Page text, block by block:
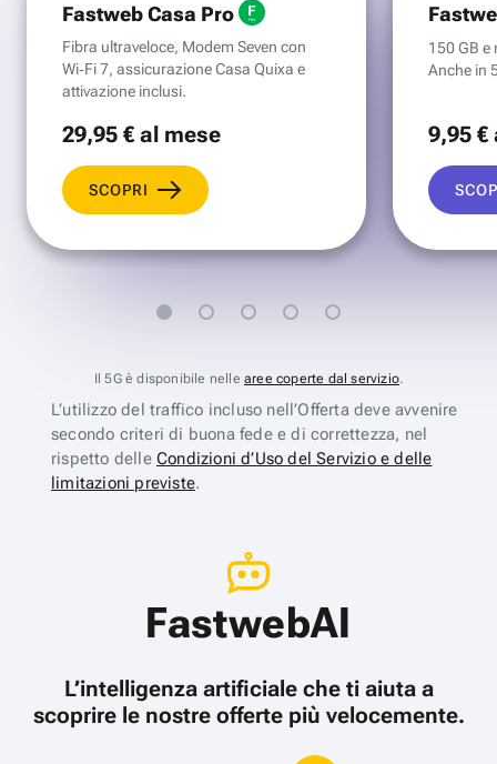
Fastweb Casa Pro
Fibra ultraveloce, Modem Seven con
Wi‑Fi 7, assicurazione Casa Quixa e
attivazione inclusi.
29,95 €al mese
SCOPRI
150 GB e
Anche in
9,95 €
Il 5G è disponibile nelle aree coperte dal servizio.
L’utilizzo del traffico incluso nell’Offerta deve avvenire
secondo criteri di buona fede e di correttezza, nel
rispetto delle Condizioni d’Uso del Servizio e delle
limitazioni previste.
FastwebAI
L’intelligenza artificiale che ti aiuta a
scoprire le nostre offerte più velocemente.